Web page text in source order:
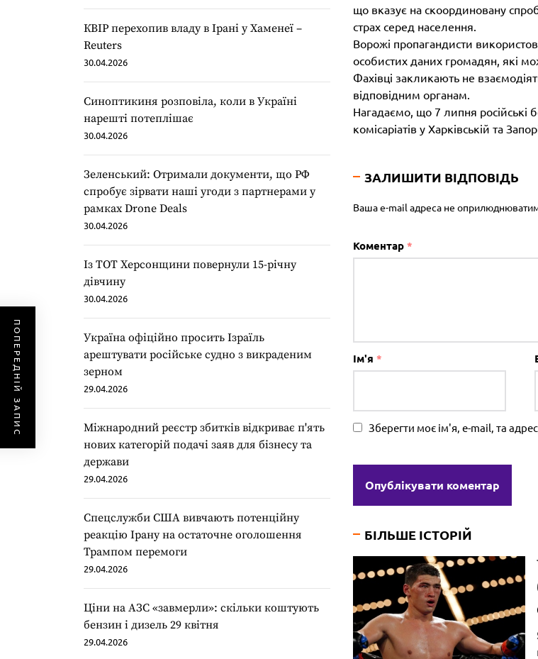
що вказує на скоординовану
страх серед населення.
Ворожі пропагандисти
особистих даних громадян, які
Фахівці закликають не
відповідним органам.
Нагадаємо, що 7 липня російські
комісаріатів у Харківській та
ЗАЛИШИТИ ВІДПОВІДЬ
Ваша e-mail адреса не
Коментар *
Ім'я *
Зберегти моє ім'я, e-mail, та
ПОПЕРЕДНІЙ ЗАПИС
БІЛЬШЕ ІСТОРІЙ
КВІР перехопив владу в Ірані у Хаменеї –
Reuters
30.04.2026
Синоптикиня розповіла, коли в Україні
нарешті потеплішає
30.04.2026
Зеленський: Отримали документи, що РФ
спробує зірвати наші угоди з партнерами у
рамках Drone Deals
30.04.2026
Із ТОТ Херсонщини повернули 15-річну
дівчину
30.04.2026
Україна офіційно просить Ізраїль
арештувати російське судно з викраденим
зерном
29.04.2026
Міжнародний реєстр збитків відкриває п'ять
нових категорій подачі заяв для бізнесу та
держави
29.04.2026
Спецслужби США вивчають потенційну
реакцію Ірану на остаточне оголошення
Трампом перемоги
29.04.2026
Ціни на АЗС «завмерли»: скільки коштують
бензин і дизель 29 квітня
29.04.2026